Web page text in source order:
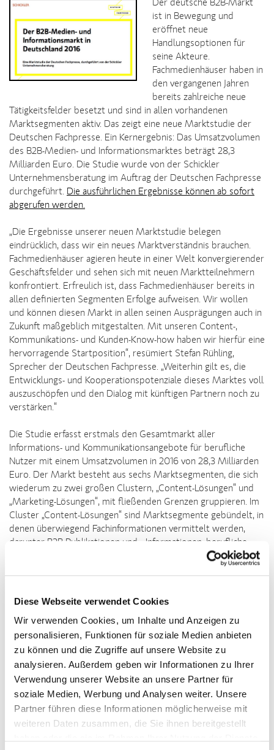
Diese Webseite verwendet Cookies
Wir verwenden Cookies, um Inhalte und Anzeigen zu
personalisieren, Funktionen für soziale Medien anbieten
zu können und die Zugriffe auf unsere Website zu
analysieren. Außerdem geben wir Informationen zu Ihrer
Verwendung unserer Website an unsere Partner für
soziale Medien, Werbung und Analysen weiter. Unsere
Partner führen diese Informationen möglicherweise mit
weiteren Daten zusammen, die Sie ihnen bereitgestellt
Der deutsche B2B-Markt
ist in Bewegung und
eröffnet neue
Handlungsoptionen für
seine Akteure.
Fachmedienhäuser haben in
den vergangenen Jahren
bereits zahlreiche neue
Tätigkeitsfelder besetzt und sind in allen vorhandenen
Marktsegmenten aktiv. Das zeigt eine neue Marktstudie der
Deutschen Fachpresse. Ein Kernergebnis: Das Umsatzvolumen
des B2B-Medien- und Informationsmarktes beträgt 28,3
Milliarden Euro. Die Studie wurde von der Schickler
Unternehmensberatung im Auftrag der Deutschen Fachpresse
durchgeführt. Die ausführlichen Ergebnisse können ab sofort
abgerufen werden.
„Die Ergebnisse unserer neuen Marktstudie belegen
eindrücklich, dass wir ein neues Marktverständnis brauchen.
Fachmedienhäuser agieren heute in einer Welt konvergierender
Geschäftsfelder und sehen sich mit neuen Marktteilnehmern
konfrontiert. Erfreulich ist, dass Fachmedienhäuser bereits in
allen definierten Segmenten Erfolge aufweisen. Wir wollen
und können diesen Markt in allen seinen Ausprägungen auch in
Zukunft maßgeblich mitgestalten. Mit unseren Content-,
Kommunikations- und Kunden-Know-how haben wir hierfür eine
hervorragende Startposition“, resümiert Stefan Rühling,
Sprecher der Deutschen Fachpresse. „Weiterhin gilt es, die
Entwicklungs- und Kooperationspotenziale dieses Marktes voll
auszuschöpfen und den Dialog mit künftigen Partnern noch zu
verstärken.“
Die Studie erfasst erstmals den Gesamtmarkt aller
Informations- und Kommunikationsangebote für berufliche
Nutzer mit einem Umsatzvolumen in 2016 von 28,3 Milliarden
Euro. Der Markt besteht aus sechs Marktsegmenten, die sich
wiederum zu zwei großen Clustern, „Content-Lösungen“ und
„Marketing-Lösungen“, mit fließenden Grenzen gruppieren. Im
Cluster „Content-Lösungen“ sind Marktsegmente gebündelt, in
denen überwiegend Fachinformationen vermittelt werden,
darunter B2B-Publikationen und –Informationen, berufliche
Weiterbildung inklusive Tagungen und Kongressen sowie fach-
und branchenspezifische Software. Der Cluster „Marketing-
Kommunikations-, Marketing- und Datenleistungen erbracht
Datengeschäfte sowie B2B-Messen.
Studiendesign
Für die Studie wurde eine Vielzahl von Quellen analysiert,
unter anderem Publikationen der Deutschen Fachpresse,
Bitkom, Gartner, PWC, Börsenverein des Deutschen
Buchhandels und dem Statistischen Bundesamt. Wo keine oder